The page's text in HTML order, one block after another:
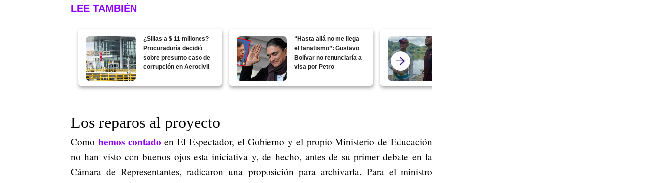
LEE TAMBIÉN
¿Sillas a $ 11 millones?
Procuraduría decidió
sobre presunto caso de
corrupción en Aerocivil
“Hasta allá no me llega
el fanatismo”: Gustavo
Bolívar no renunciaría a
visa por Petro
Los reparos al proyecto
Como hemos contado en El Espectador, el Gobierno y el propio Ministerio de Educación
no han visto con buenos ojos esta iniciativa y, de hecho, antes de su primer debate en la
Cámara de Representantes, radicaron una proposición para archivarla. Para el ministro